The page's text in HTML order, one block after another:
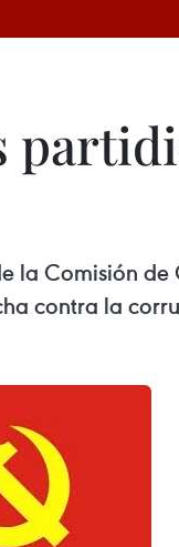
la Comisión
contra la